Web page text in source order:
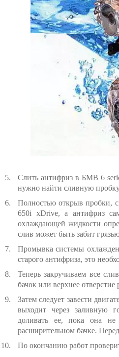
Слить антифриз в БМВ 6
нужно найти сливную
Полностью открыв пробки,
650i xDrive, а антифриз
охлаждающей жидкости
слив может быть забит
Промывка системы
старого антифриза, это
Теперь закручиваем все
бачок или верхнее отверстие
Затем следует завести
выходит через заливную
доливать ее, пока она не
расширительном бачке.
По окончанию работ